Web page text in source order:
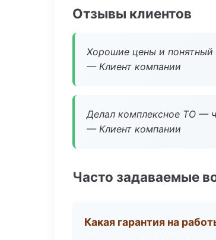
Отзывы клиентов
Хорошие цены и понятный
— Клиент компании
Делал комплексное ТО —
— Клиент компании
Часто задаваемые
Какая гарантия на